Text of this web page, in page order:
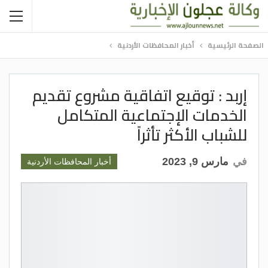
الصفحة الرئيسية أخبار المحافظات الأردنية
إربد : توقيع اتفاقية مشروع تقديم
الخدمات الإجتماعية المتكامل
للشباب الأكثر تأثراً
أخبار المحافظات الأردنية في مارس 9, 2023